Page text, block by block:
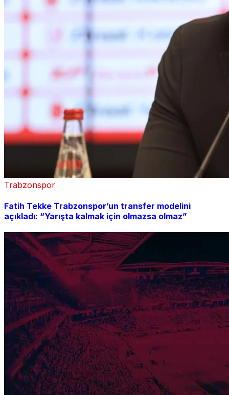
Trabzonspor
Fatih Tekke Trabzonspor’un transfer modelini
açıkladı: “Yarışta kalmak için olmazsa olmaz”